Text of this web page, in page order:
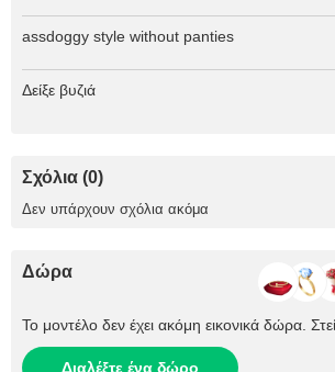
assdoggy style without panties
Δείξε βυζιά
Σχόλια (0)
Δεν υπάρχουν σχόλια ακόμα
Δώρα
Το μοντέλο δεν έχει ακόμη εικονικά δώρα.
Διαλέξτε ένα δώρο